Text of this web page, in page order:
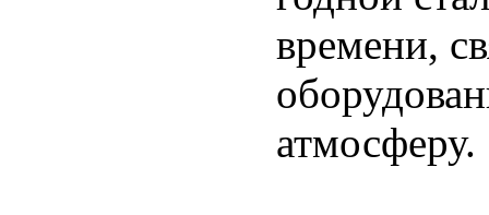
времени,
атмосферу.